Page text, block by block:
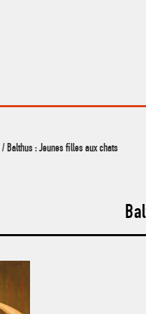
/ Balthus : Jeunes filles aux chats